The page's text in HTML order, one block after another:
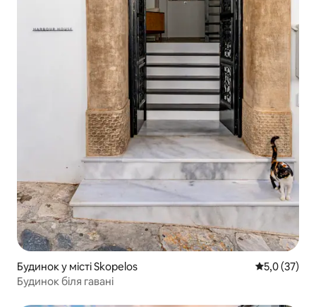
Будинок у місті Skopelos Середня
5,0 (37)
Будинок біля гавані